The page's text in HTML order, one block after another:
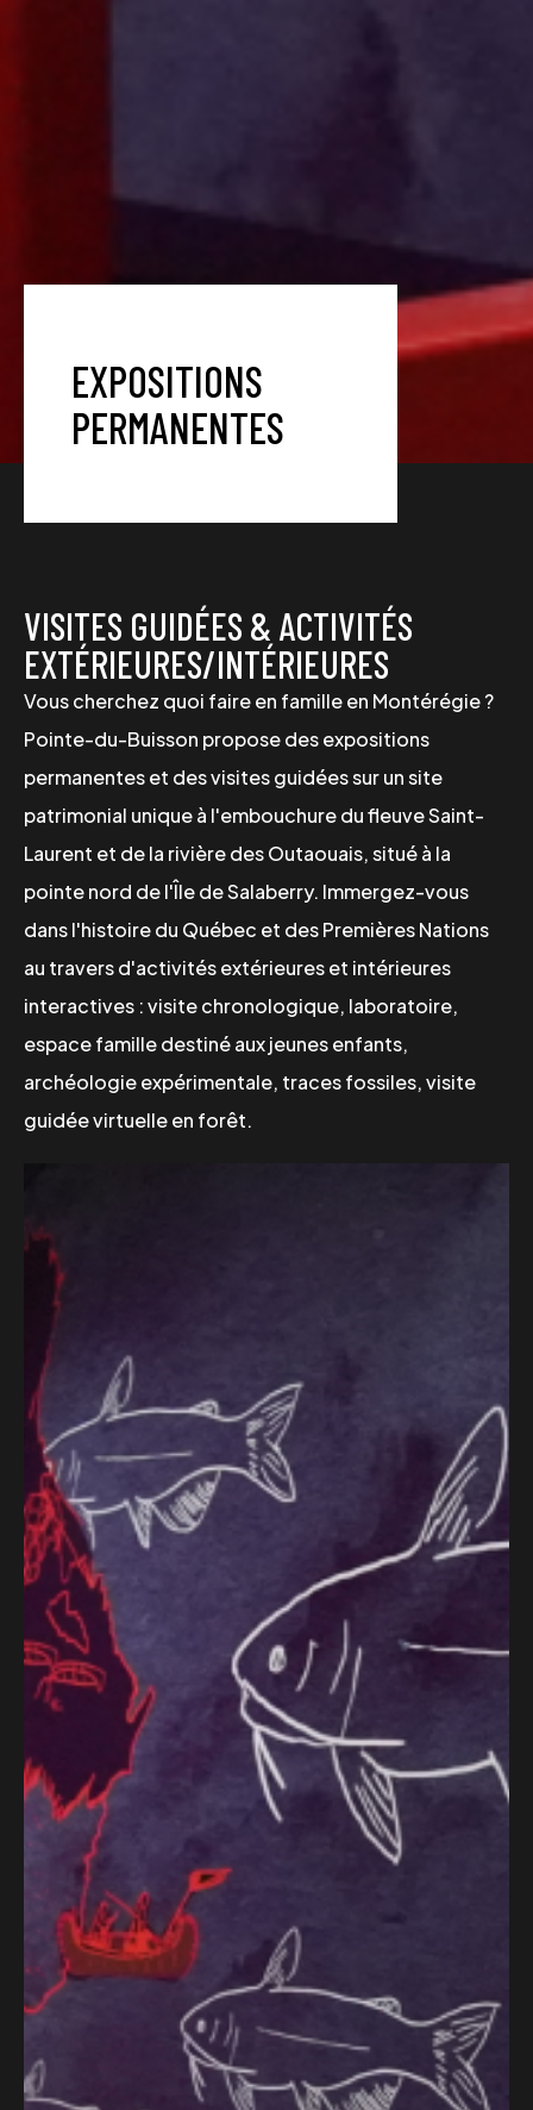
EXPOSITIONS
PERMANENTES
VISITES GUIDÉES & ACTIVITÉS
EXTÉRIEURES/INTÉRIEURES
Vous cherchez quoi faire en famille en Montérégie ?
Pointe-du-Buisson propose des expositions
permanentes et des visites guidées sur un site
patrimonial unique à l'embouchure du fleuve Saint-
Laurent et de la rivière des Outaouais, situé à la
pointe nord de l'Île de Salaberry. Immergez-vous
dans l'histoire du Québec et des Premières Nations
au travers d'activités extérieures et intérieures
interactives : visite chronologique, laboratoire,
espace famille destiné aux jeunes enfants,
archéologie expérimentale, traces fossiles, visite
guidée virtuelle en forêt.